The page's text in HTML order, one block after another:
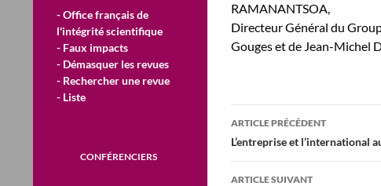
RAMANANTSOA,
Directeur Général du
Gouges et de Jean-Michel
Navigation
des
articles
ARTICLE PRÉCÉDENT
L’entreprise et l’international
ARTICLE SUIVANT
- Office français de
l'intégrité scientifique
- Faux impacts
- Démasquer les revues
- Rechercher une revue
- Liste
CONFÉRENCIERS